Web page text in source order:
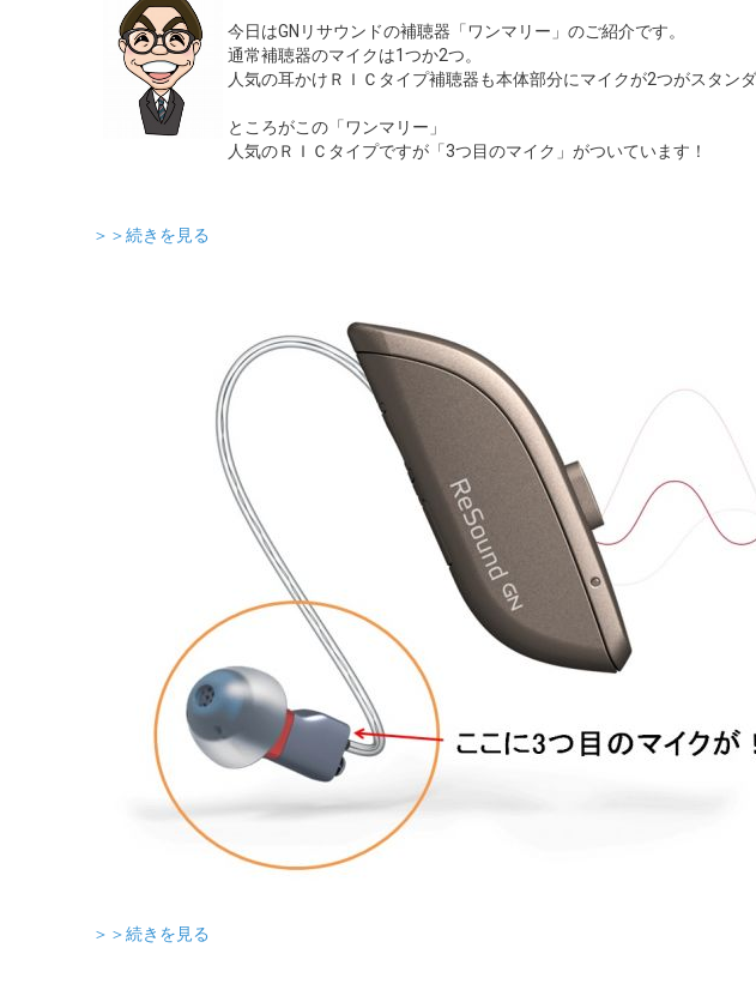
今日はGNリサウンドの補聴器「ワンマリー」のご紹介です。
通常補聴器のマイクは1つか2つ。
人気の耳かけＲＩＣタイプ補聴器も本体部分にマイクが2つがスタンダ
ところがこの「ワンマリー」
人気のＲＩＣタイプですが「3つ目のマイク」がついています！
＞＞続きを見る
＞＞続きを見る